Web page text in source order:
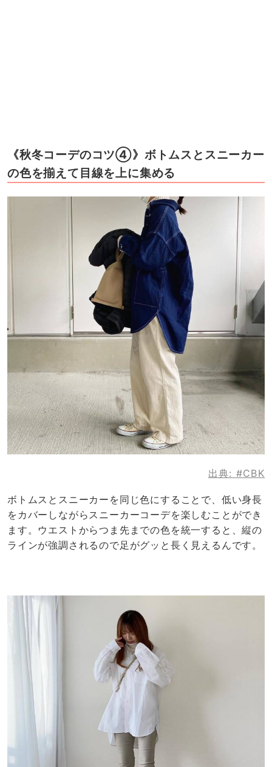
《秋冬コーデのコツ④》ボトムスとスニーカー
の色を揃えて目線を上に集める
出典: #CBK
ボトムスとスニーカーを同じ色にすることで、低い身長
をカバーしながらスニーカーコーデを楽しむことができ
ます。ウエストからつま先までの色を統一すると、縦の
ラインが強調されるので足がグッと長く見えるんです。